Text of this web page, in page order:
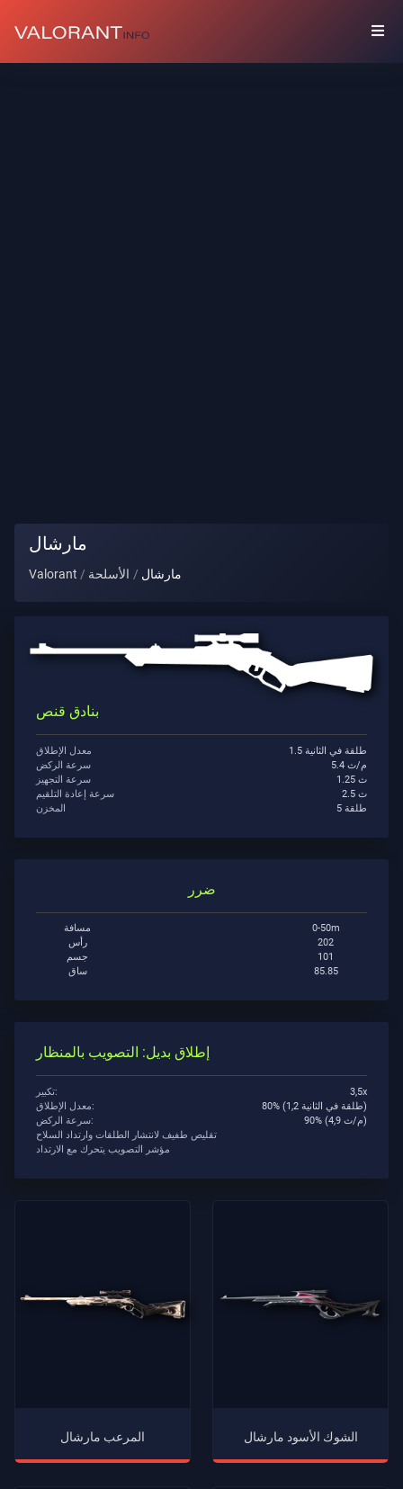
العقود
معلومات
الخصوصية
مارشال
Valorant الأسلحة مارشال
بنادق قنص
معدل الإطلاق
1.5 طلقة في الثانية
سرعة الركض
5.4 م/ث
سرعة التجهيز
1.25 ث
سرعة إعادة التلقيم
2.5 ث
المخزن
5 طلقة
ضرر
مسافة
0-50m
رأس
202
جسم
101
ساق
85.85
إطلاق بديل: التصويب بالمنظار
تكبير:
3,5x
معدل الإطلاق:
80% (1,2 طلقة في الثانية)
سرعة الركض:
90% (4,9 م/ث)
تقليص طفيف لانتشار الطلقات وارتداد السلاح
مؤشر التصويب يتحرك مع الارتداد
المرعب مارشال الشوك الأسود مارشال